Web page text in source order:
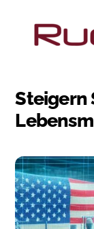
content
Steigern